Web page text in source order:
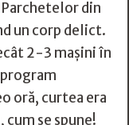
din
un corp delict.
2-3 mașini în
oră, curtea era
se spune!